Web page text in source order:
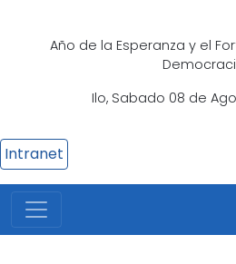
Año de la Esperanza y el
Ilo, Sabado 08 de
Intranet